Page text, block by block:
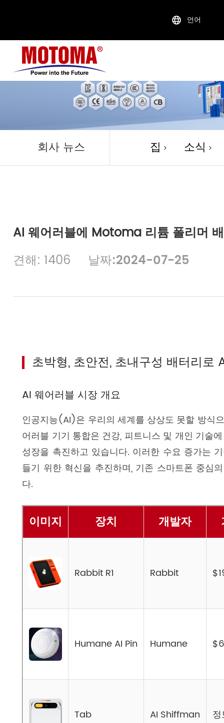
언어
회사 뉴스 집 > 소식 >
AI 웨어러블에 Motoma 리튬 폴리머
견해: 1406
날짜:2024-07-25
초박형, 초안전, 초내구성 배터리로
AI 웨어러블 시장 개요
인공지능(AI)은 우리의 세계를 상상도 못할 방식
어러블 기기 통합은 건강, 피트니스 및 개인 기술
성장을 촉진하고 있습니다. 이러한 수요 증가는
들기 위한 혁신을 추진하며, 기존 스마트폰 중심
다.
이미지 장치 개발자
Rabbit R1 Rabbit
Humane AI Pin Humane
Tab AI Shiffman